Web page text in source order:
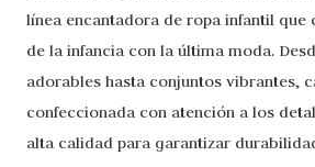
línea encantadora de ropa infantil que
de la infancia con la última moda.
adorables hasta conjuntos vibrantes,
confeccionada con atención a los
alta calidad para garantizar